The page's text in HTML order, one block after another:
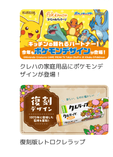
クレハの家庭用品にポケモンデ
ザインが登場！
復刻版レトロクレラップ